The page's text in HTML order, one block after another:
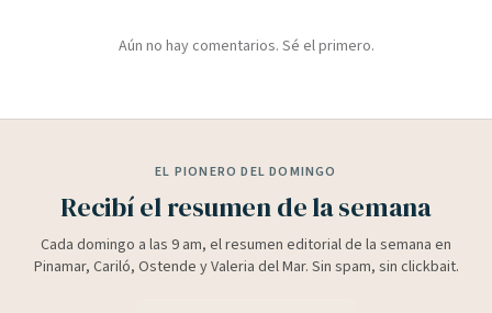
Aún no hay comentarios. Sé el primero.
EL PIONERO DEL DOMINGO
Recibí el resumen de la semana
Cada domingo a las 9 am, el resumen editorial de la semana en
Pinamar, Cariló, Ostende y Valeria del Mar. Sin spam, sin clickbait.